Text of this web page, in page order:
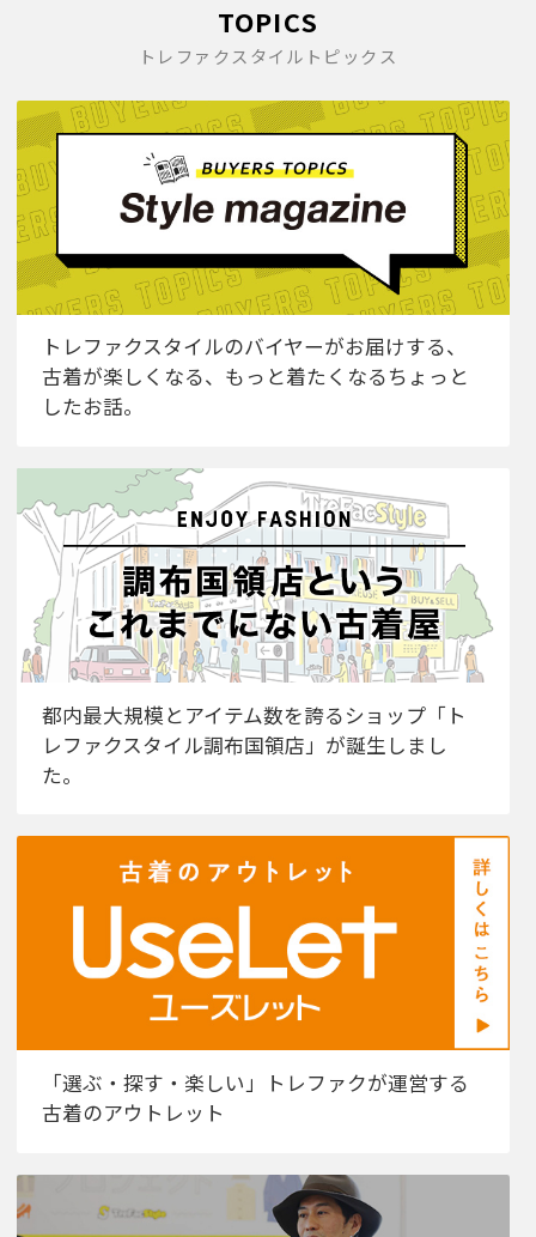
TOPICS
トレファクスタイルトピックス
トレファクスタイルのバイヤーがお届けする、
古着が楽しくなる、もっと着たくなるちょっと
したお話。
都内最大規模とアイテム数を誇るショップ「ト
レファクスタイル調布国領店」が誕生しまし
た。
「選ぶ・探す・楽しい」トレファクが運営する
古着のアウトレット